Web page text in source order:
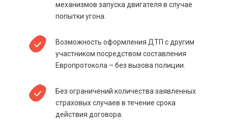
несвоевременную уплату
страховой премии или ее
Информация о возможности
приобрести страховой продукт
отдельно, если такой продукт
сопутствующим и/или
дополнительным товаром,
работой или услугой, не
являющейся страховой, как
механизмов запуска двигателя в случае
попытки угона.
Возможность оформления ДТП с другим
участником посредством составления
Европротокола – без вызова полиции.
Без ограничений количества заявленных
страховых случаев в течение срока
действия договора.